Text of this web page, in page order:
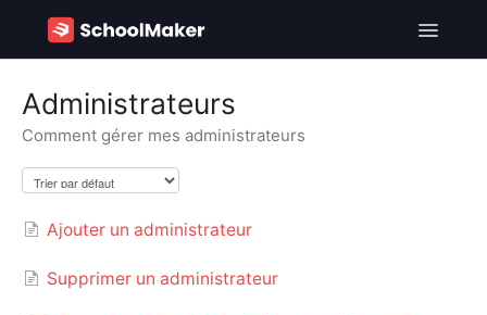
Toggle
SchoolMaker - EN
Administrateurs
Comment gérer mes administrateurs
Ajouter un administrateur
Supprimer un administrateur